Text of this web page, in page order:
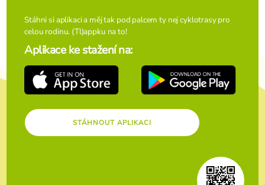
Stáhni si aplikaci a měj tak pod palcem ty nej cyklotrasy pro
celou rodinu. (Tl)appku na to!
Aplikace ke stažení na:
STÁHNOUT APLIKACI